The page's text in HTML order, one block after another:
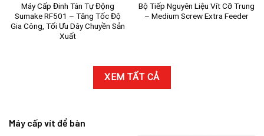
Máy Cấp Đinh Tán Tự Động
Sumake RF501 – Tăng Tốc Độ
Gia Công, Tối Ưu Dây Chuyền Sản
Xuất
Bộ Tiếp Nguyên Liệu Vít Cỡ Trung
– Medium Screw Extra Feeder
XEM TẤT CẢ
Máy cấp vít để bàn